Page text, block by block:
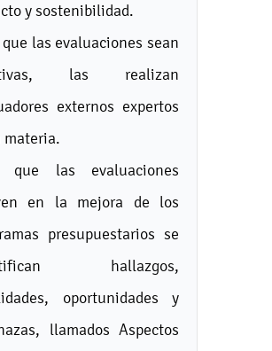
y sostenibilidad.
que las evaluaciones sean
las realizan
externos expertos
materia.
que las evaluaciones
en la mejora de los
presupuestarios se
hallazgos,
oportunidades y
llamados Aspectos